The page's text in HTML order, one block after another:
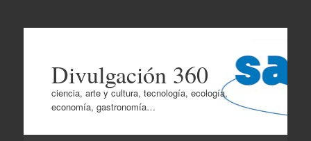
Divulgación 360
ciencia, arte y cultura, tecnología, ecología,
economía, gastronomía…